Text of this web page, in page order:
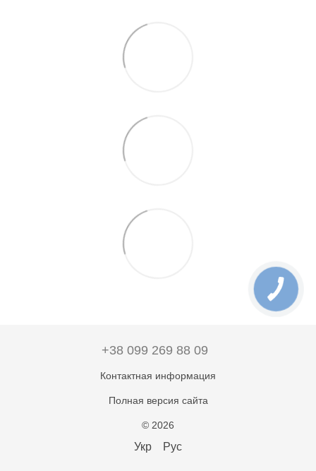
+38 099 269 88 09
Контактная информация
Полная версия сайта
© 2026
Укр Рус